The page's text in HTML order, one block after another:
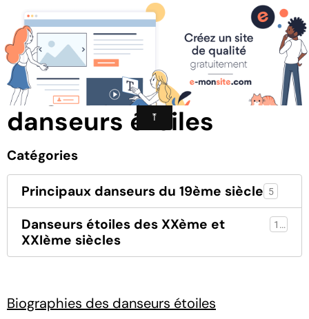
les étoiles de l'Opéra de Paris
Biographies des
danseurs étoiles
Catégories
Principaux danseurs du 19ème siècle 5
Danseurs étoiles des XXème et
XXIème siècles
13
Biographies des danseurs étoiles